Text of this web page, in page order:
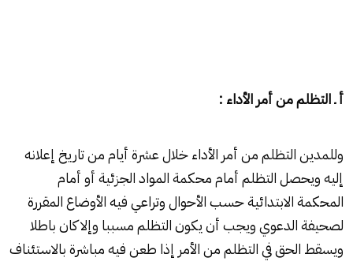
أ ـ التظلم من أمر الأداء :
وللمدين التظلم من أمر الأداء خلال عشرة أيام من تاريخ إعلانه
إليه ويحصل التظلم أمام محكمة المواد الجزئية أو أمام
المحكمة الابتدائية حسب الأحوال وتراعي فيه الأوضاع المقررة
لصحيفة الدعوي ويجب أن يكون التظلم مسببا وإلا كان باطلا
ويسقط الحق في التظلم من الأمر إذا طعن فيه مباشرة بالاستئناف